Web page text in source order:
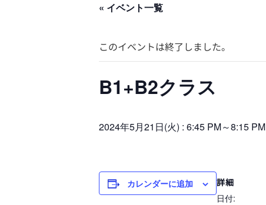
« イベント一覧
このイベントは終了しました。
B1+B2クラス
2024年5月21日(火) : 6:45 PM～8:15 PM
カレンダーに追加
詳細
日付: